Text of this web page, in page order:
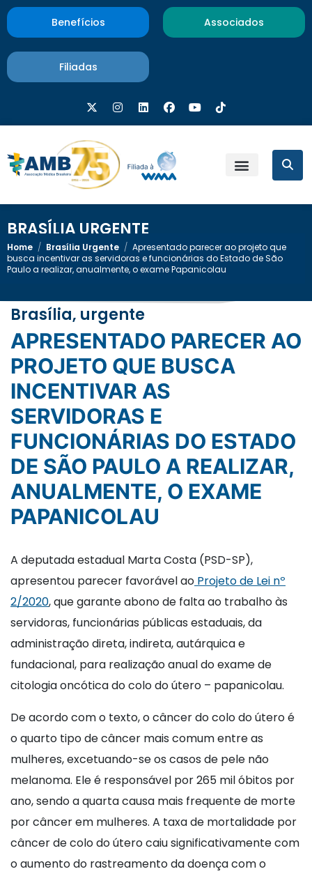
Benefícios Associados
Filiadas
BRASÍLIA URGENTE
Home / Brasília Urgente / Apresentado parecer ao projeto que
busca incentivar as servidoras e funcionárias do Estado de São
Paulo a realizar, anualmente, o exame Papanicolau
Brasília, urgente
APRESENTADO PARECER AO
PROJETO QUE BUSCA
INCENTIVAR AS
SERVIDORAS E
FUNCIONÁRIAS DO ESTADO
DE SÃO PAULO A REALIZAR,
ANUALMENTE, O EXAME
PAPANICOLAU
A deputada estadual Marta Costa (PSD-SP),
apresentou parecer favorável ao Projeto de Lei nº
2/2020, que garante abono de falta ao trabalho às
servidoras, funcionárias públicas estaduais, da
administração direta, indireta, autárquica e
fundacional, para realização anual do exame de
citologia oncótica do colo do útero – papanicolau.
De acordo com o texto, o câncer do colo do útero é
o quarto tipo de câncer mais comum entre as
mulheres, excetuando-se os casos de pele não
melanoma. Ele é responsável por 265 mil óbitos por
ano, sendo a quarta causa mais frequente de morte
por câncer em mulheres. A taxa de mortalidade por
câncer de colo do útero caiu significativamente com
o aumento do rastreamento da doença com o